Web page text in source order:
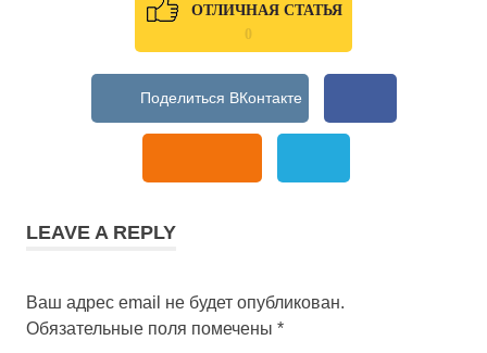
ОТЛИЧНАЯ СТАТЬЯ
0
LEAVE A REPLY
Ваш адрес email не будет опубликован.
Обязательные поля помечены *